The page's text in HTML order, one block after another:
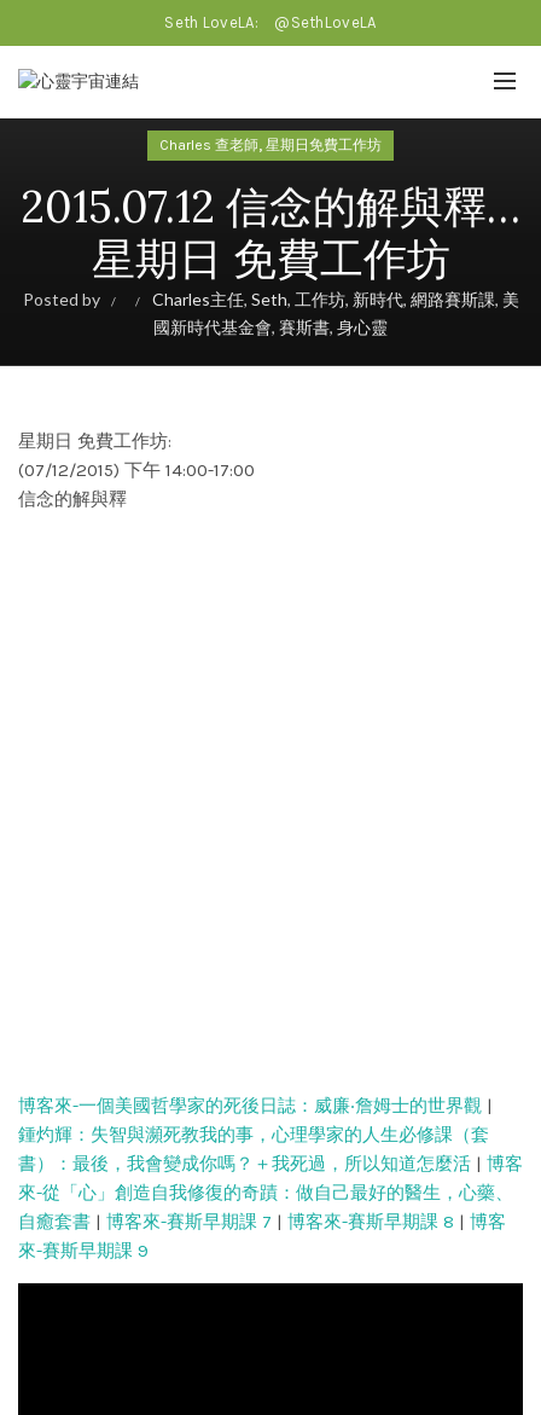
Seth LoveLA: @SethLoveLA
Charles 查老師, 星期日免費工作坊
2015.07.12 信念的解與釋…
星期日 免費工作坊
Posted by Charles主任, Seth, 工作坊, 新時代, 網路賽斯課, 美
國新時代基金會, 賽斯書, 身心靈
星期日 免費工作坊:
(07/12/2015) 下午 14:00-17:00
信念的解與釋
博客來-一個美國哲學家的死後日誌：威廉‧詹姆士的世界觀 |
鍾灼輝：失智與瀕死教我的事，心理學家的人生必修課（套
書）：最後，我會變成你嗎？＋我死過，所以知道怎麼活 | 博客
來-從「心」創造自我修復的奇蹟：做自己最好的醫生，心藥、
自癒套書 | 博客來-賽斯早期課 7 | 博客來-賽斯早期課 8 | 博客
來-賽斯早期課 9